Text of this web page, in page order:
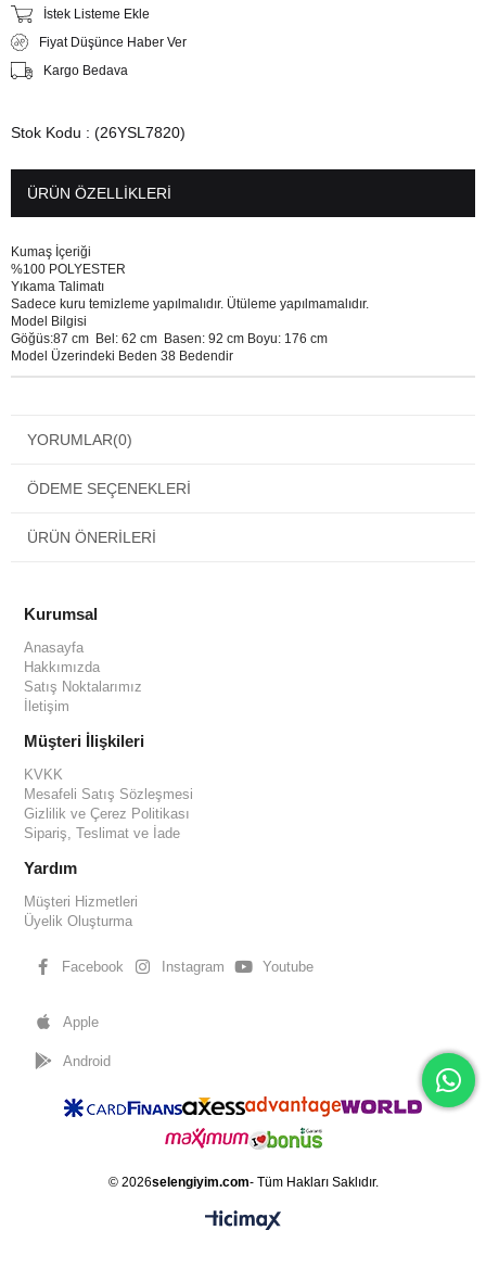
İstek Listeme Ekle
Fiyat Düşünce Haber Ver
Kargo Bedava
Stok Kodu (26YSL7820)
ÜRÜN ÖZELLIKLERI
Kumaş İçeriği
%100 POLYESTER
Yıkama Talimatı
Sadece kuru temizleme yapılmalıdır. Ütüleme yapılmamalıdır.
Model Bilgisi
Göğüs:87 cm Bel: 62 cm Basen: 92 cm Boyu: 176 cm
Model Üzerindeki Beden 38 Bedendir
YORUMLAR(0)
ÖDEME SEÇENEKLERI
ÜRÜN ÖNERILERI
Kurumsal
Anasayfa
Hakkımızda
Satış Noktalarımız
İletişim
Müşteri İlişkileri
KVKK
Mesafeli Satış Sözleşmesi
Gizlilik ve Çerez Politikası
Sipariş, Teslimat ve İade
Yardım
Müşteri Hizmetleri
Üyelik Oluşturma
Facebook Instagram Youtube
Apple
Android
© 2026selengiyim.com- Tüm Hakları Saklıdır.